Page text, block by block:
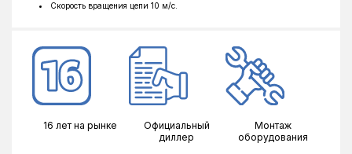
Скорость вращения цепи 10 м/с.
16 лет на рынке
Официальный
диллер
Монтаж
оборудования